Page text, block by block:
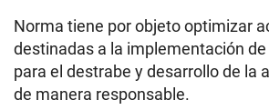
Norma tiene por objeto optimizar
destinadas a la implementación de
para el destrabe y desarrollo de la
de manera responsable.